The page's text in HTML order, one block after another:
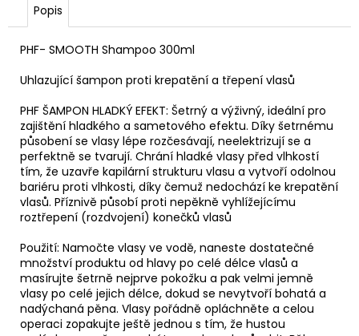
Popis
PHF- SMOOTH Shampoo 300ml
Uhlazující šampon proti krepatění a třepení vlasů
PHF ŠAMPON HLADKÝ EFEKT: Šetrný a výživný, ideální pro
zajištění hladkého a sametového efektu. Díky šetrnému
působení se vlasy lépe rozčesávají, neelektrizují se a
perfektně se tvarují. Chrání hladké vlasy před vlhkostí
tím, že uzavře kapilární strukturu vlasu a vytvoří odolnou
bariéru proti vlhkosti, díky čemuž nedochází ke krepatění
vlasů. Příznivě působí proti nepěkně vyhlížejícímu
roztřepení (rozdvojení) konečků vlasů
Použití: Namočte vlasy ve vodě, naneste dostatečné
množství produktu od hlavy po celé délce vlasů a
masírujte šetrně nejprve pokožku a pak velmi jemně
vlasy po celé jejich délce, dokud se nevytvoří bohatá a
nadýchaná pěna. Vlasy pořádně opláchněte a celou
operaci zopakujte ještě jednou s tím, že hustou
r
u
u
e
m
e
BARVÍCÍ
PĚNA
-
ŠEDOSTŘÍBRNÁ
912
330
Kč